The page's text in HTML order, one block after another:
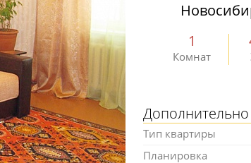
1
Комнат
Дополнительно
Тип квартиры
Планировка